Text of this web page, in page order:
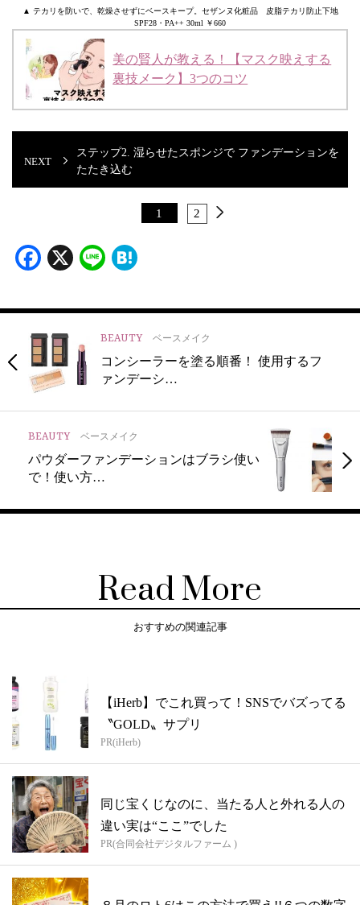
▲ テカリを防いで、乾燥させずにベースキープ。セザンヌ化粧品 皮脂テカリ防止下地
SPF28・PA++ 30ml ￥660
美の賢人が教える！【マスク映えする
裏技メーク】3つのコツ
ステップ2. 湿らせたスポンジで ファンデーションを
たたき込む
1 2
Facebook
X Line
BEAUTY ベースメイク
コンシーラーを塗る順番！ 使用するフ
ァンデーシ…
BEAUTY ベースメイク
パウダーファンデーションはブラシ使い
で！使い方…
Read More
おすすめの関連記事
【iHerb】でこれ買って！SNSでバズってる
〝GOLD〟サプリ
PR(iHerb)
同じ宝くじなのに、当たる人と外れる人の
違い実は“ここ”でした
PR(合同会社デジタルファーム )